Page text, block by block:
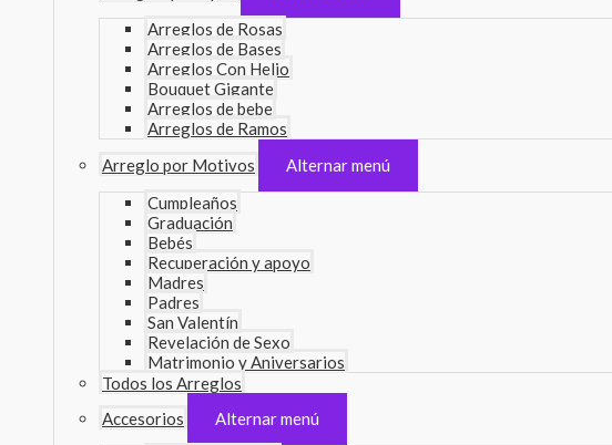
Arreglos de Rosas
Arreglos de Bases
Arreglos Con Helio
Bouquet Gigante
Arreglos de bebe
Arreglos de Ramos
Arreglo por Motivos
Alternar menú
Cumpleaños
Graduación
Bebés
Recuperación y apoyo
Madres
Padres
San Valentín
Revelación de Sexo
Matrimonio y Aniversarios
Todos los Arreglos
Accesorios
Alternar menú